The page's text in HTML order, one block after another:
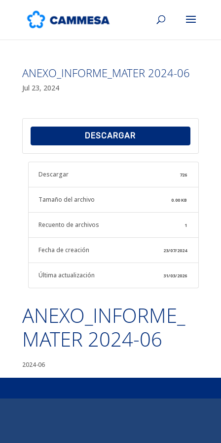
ANEXO_INFORME_MATER 2024-06
Jul 23, 2024
DESCARGAR
Descargar 726
Tamaño del archivo 0.00 KB
Recuento de archivos 1
Fecha de creación 23/07/2024
Última actualización 31/03/2026
ANEXO_INFORME_
MATER 2024-06
2024-06